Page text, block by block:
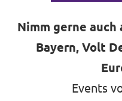
Nimm gerne
Bayern, Volt
Events